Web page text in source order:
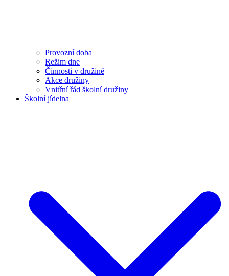
Provozní doba
Režim dne
Činnosti v družině
Akce družiny
Vnitřní řád školní družiny
Školní jídelna